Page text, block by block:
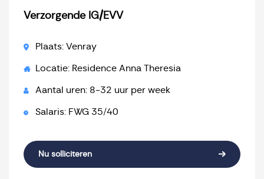
Verzorgende IG/EVV
Plaats: Venray
Locatie: Residence Anna Theresia
Aantal uren: 8-32 uur per week
Salaris: FWG 35/40
Nu solliciteren